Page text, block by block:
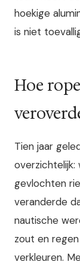
hoekige
is niet
Hoe
Tien jaar
overzichtelijk:
gevlochten
veranderde
nautische
zout en
verkleuren.